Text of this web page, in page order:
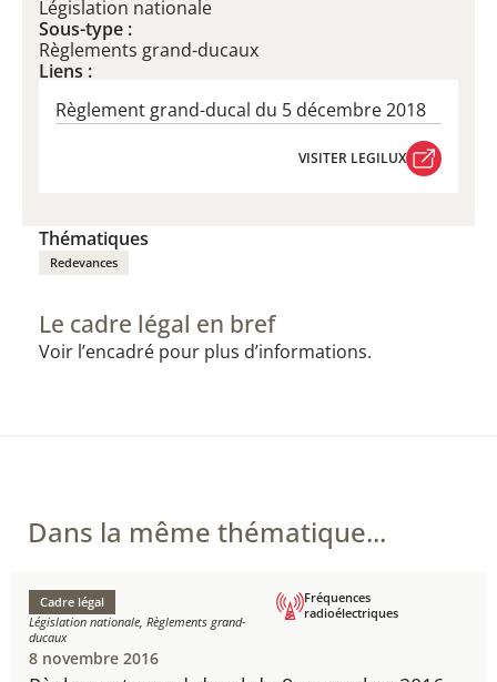
Législation nationale
Sous-type :
Règlements grand-ducaux
Liens :
Règlement grand-ducal du 5 décembre 2018
VISITER LEGILUX
Thématiques
Redevances
Le cadre légal en bref
Voir l’encadré pour plus d’informations.
Dans la même thématique...
Cadre légal
Législation nationale, Règlements grand-
ducaux
Fréquences
radioélectriques
8 novembre 2016